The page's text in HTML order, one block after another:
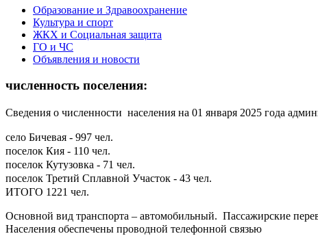
Образование и Здравоохранение
Культура и спорт
ЖКХ и Социальная защита
ГО и ЧС
Объявления и новости
численность поселения:
Сведения о численности населения на 01 января 2025 года
село Бичевая - 997 чел.
поселок Кия - 110 чел.
поселок Кутузовка - 71 чел.
поселок Третий Сплавной Участок - 43 чел.
ИТОГО 1221 чел.
Основной вид транспорта – автомобильный. Пассажирские
Населения обеспечены проводной телефонной связью